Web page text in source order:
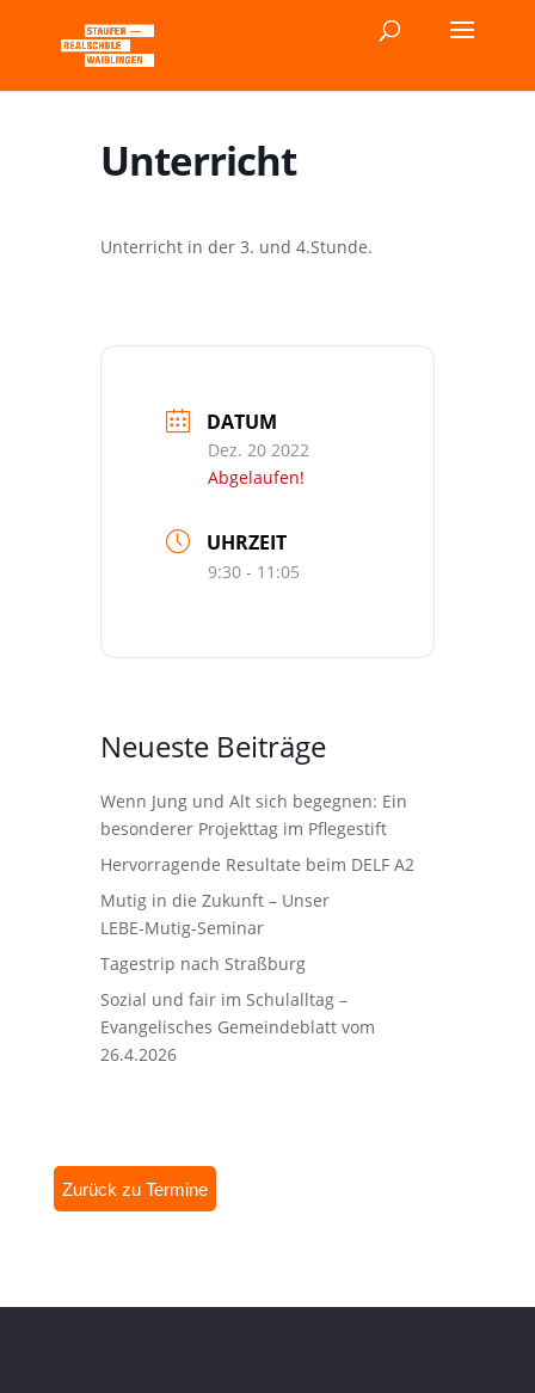
Unterricht
Unterricht in der 3. und 4.Stunde.
DATUM
Dez. 20 2022
Abgelaufen!
UHRZEIT
9:30 - 11:05
Neueste Beiträge
Wenn Jung und Alt sich begegnen: Ein
besonderer Projekttag im Pflegestift
Hervorragende Resultate beim DELF A2
Mutig in die Zukunft – Unser
LEBE‑Mutig‑Seminar
Tagestrip nach Straßburg
Sozial und fair im Schulalltag –
Evangelisches Gemeindeblatt vom
26.4.2026
Zurück zu Termine